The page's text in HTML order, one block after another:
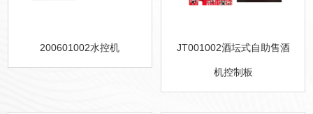
200601002水控机 JT001002酒坛式自助售酒
机控制板